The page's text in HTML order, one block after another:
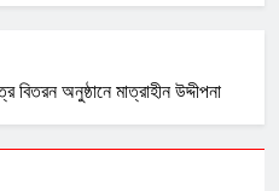
অনুষ্ঠানে মাত্রাহীন উদ্দীপনা